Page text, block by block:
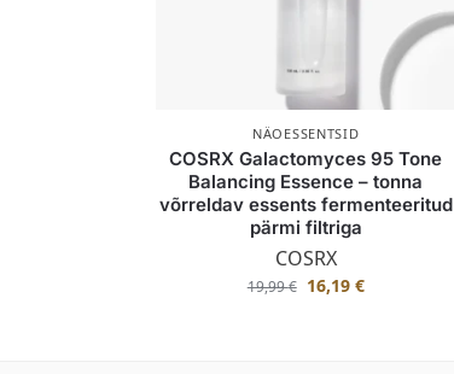
NÄOESSENTSID
COSRX Galactomyces 95 Tone
Balancing Essence – tonna
võrreldav essents fermenteeritud
pärmi filtriga
COSRX
19,99€ 16,19 €